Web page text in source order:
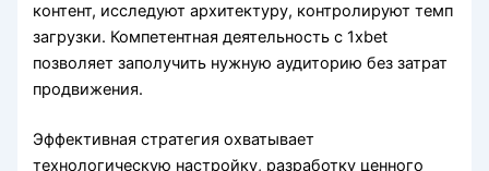
контент, исследуют архитектуру, контролируют темп
загрузки. Компетентная деятельность с 1xbet
позволяет заполучить нужную аудиторию без затрат
продвижения.
Эффективная стратегия охватывает
технологическую настройку, разработку ценного